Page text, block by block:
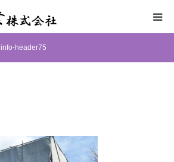
info-header75